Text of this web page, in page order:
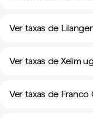
Ver taxas de
Ver taxas de Xelim
Ver taxas de Franco